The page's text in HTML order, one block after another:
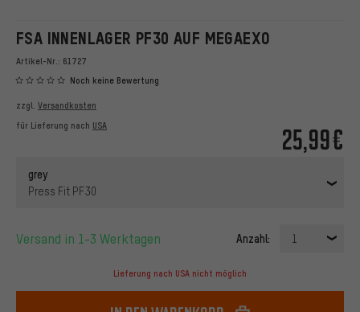
FSA INNENLAGER PF30 AUF MEGAEXO
Artikel-Nr.: 61727
Noch keine Bewertung
25,99€
zzgl. Versandkosten
für Lieferung nach USA
grey
Press Fit PF30
Versand in 1-3 Werktagen Anzahl: 1
Lieferung nach USA nicht möglich